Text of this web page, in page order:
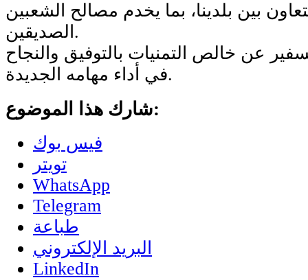
بين بلدينا، بما يخدم مصالح الشعبين
الصديقين.
عن خالص التمنيات بالتوفيق والنجاح
في أداء مهامه الجديدة.
شارك هذا الموضوع:
فيس بوك
تويتر
WhatsApp
Telegram
طباعة
البريد الإلكتروني
LinkedIn